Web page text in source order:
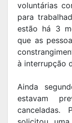
voluntárias
para
estão há 3
que as
à interrupção
Ainda
estavam
canceladas.